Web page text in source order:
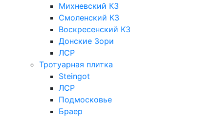
Михневский КЗ
Смоленский КЗ
Воскресенский КЗ
Донские Зори
ЛСР
Тротуарная плитка
Steingot
ЛСР
Подмосковье
Браер